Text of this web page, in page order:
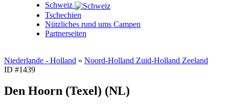
Schweiz
Tschechien
Nützliches rund ums Campen
Partnerseiten
Niederlande - Holland » Noord-Holland Zuid-Holland Zeeland
ID #1439
Den Hoorn (Texel) (NL)